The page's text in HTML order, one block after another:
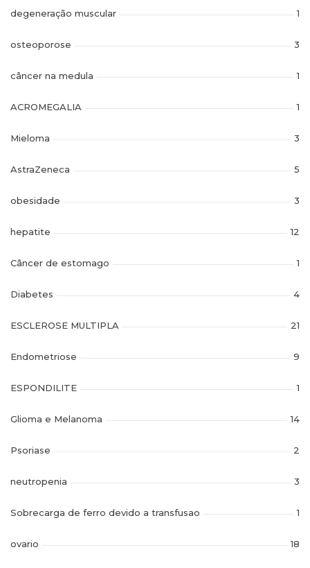
degeneração muscular 1
osteoporose 3
câncer na medula 1
ACROMEGALIA 1
Mieloma 3
AstraZeneca 5
obesidade 3
hepatite 12
Câncer de estomago 1
Diabetes 4
ESCLEROSE MULTIPLA 21
Endometriose 9
ESPONDILITE 1
Glioma e Melanoma 14
Psoriase 2
neutropenia 3
Sobrecarga de ferro devido a transfusao 1
ovario 18